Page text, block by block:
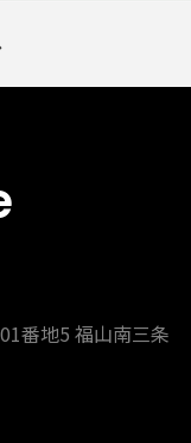
番地5 福山南三条